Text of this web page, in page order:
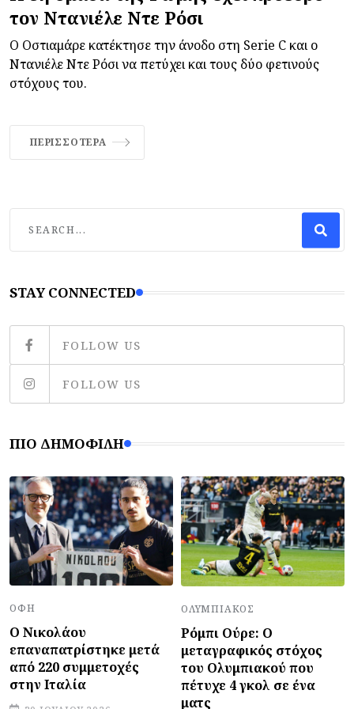
τον Ντανιέλε Ντε Ρόσι
Ο Οστιαμάρε κατέκτησε την άνοδο στη Serie C και ο
Ντανιέλε Ντε Ρόσι να πετύχει και τους δύο φετινούς
στόχους του.
ΠΕΡΙΣΣΌΤΕΡΑ
STAY CONNECTED
FOLLOW US
FOLLOW US
ΠΙΟ ΔΗΜΟΦΙΛΉ
ΟΦΗ
Ο Νικολάου
επαναπατρίστηκε μετά
από 220 συμμετοχές
στην Ιταλία
ΟΛΥΜΠΙΑΚΌΣ
Ρόμπι Ούρε: Ο
μεταγραφικός στόχος
του Ολυμπιακού που
πέτυχε 4 γκολ σε ένα
ματς